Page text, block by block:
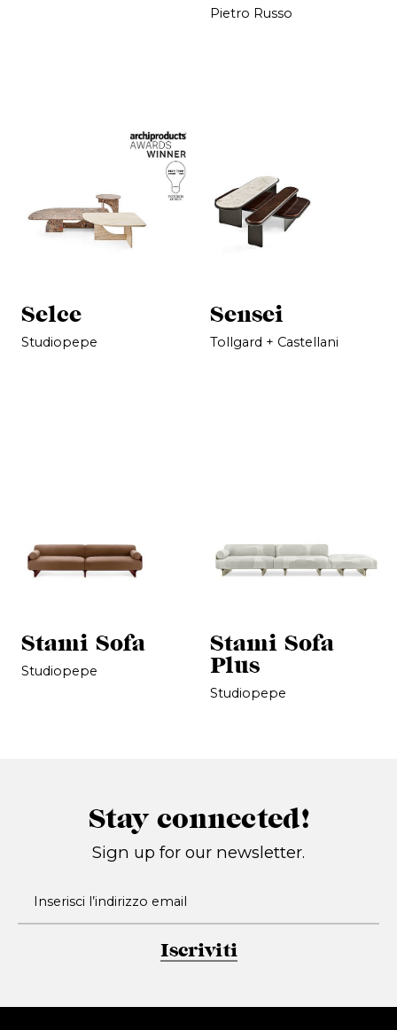
Pietro Russo
Selce
Studiopepe
Sensei
Tollgard + Castellani
Stami Sofa
Studiopepe
Stami Sofa
Plus
Studiopepe
Stay connected!
Sign up for our newsletter.
Iscriviti